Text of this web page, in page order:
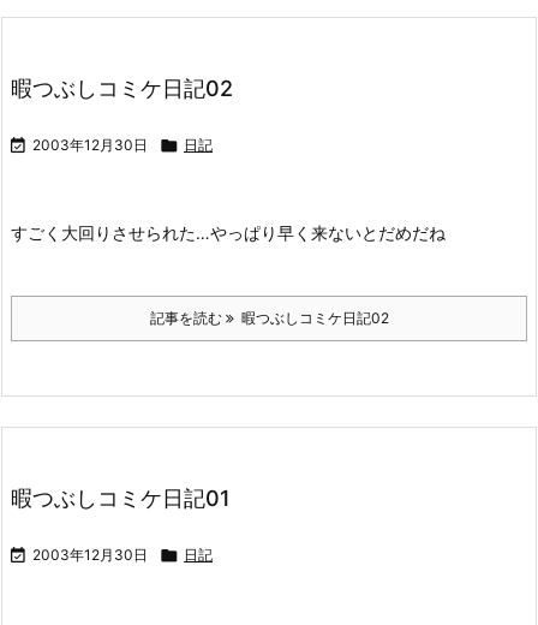
暇つぶしコミケ日記02
 2003年12月30日  日記
すごく大回りさせられた…やっぱり早く来ないとだめだね
記事を読む 暇つぶしコミケ日記02
暇つぶしコミケ日記01
 2003年12月30日  日記